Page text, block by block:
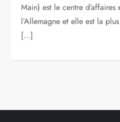
Main) est le centre
l’Allemagne et elle est la
[…]